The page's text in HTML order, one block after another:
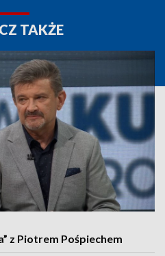
TAKŻE
z Piotrem Pośpiechem